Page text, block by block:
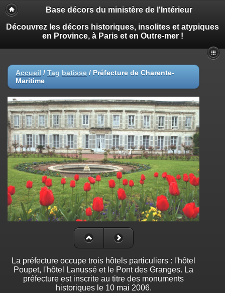
Base décors du ministère de l'Intérieur
Découvrez les décors historiques, insolites et atypiques
en Province, à Paris et en Outre-mer !
Accueil / Tag batisse / Préfecture de Charente-
Maritime
La préfecture occupe trois hôtels particuliers : l'hôtel
Poupet, l'hôtel Lanussé et le Pont des Granges. La
préfecture est inscrite au titre des monuments
historiques le 10 mai 2006.